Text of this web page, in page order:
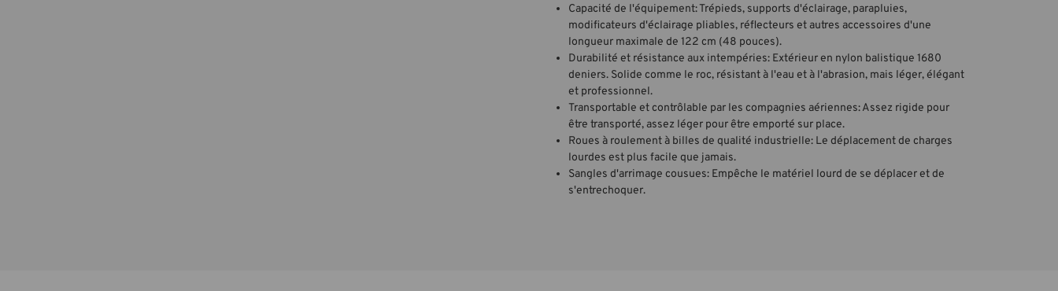
Capacité de l'équipement: Trépieds, supports d'éclairage, parapluies,
modificateurs d'éclairage pliables, réflecteurs et autres accessoires d'une
longueur maximale de 122 cm (48 pouces).
Durabilité et résistance aux intempéries: Extérieur en nylon balistique 1680
deniers. Solide comme le roc, résistant à l'eau et à l'abrasion, mais léger, élégant
et professionnel.
Transportable et contrôlable par les compagnies aériennes: Assez rigide pour
être transporté, assez léger pour être emporté sur place.
Roues à roulement à billes de qualité industrielle: Le déplacement de charges
lourdes est plus facile que jamais.
Sangles d'arrimage cousues: Empêche le matériel lourd de se déplacer et de
s'entrechoquer.